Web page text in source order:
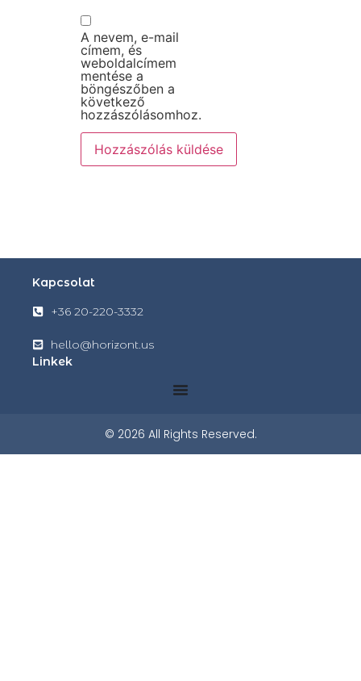
A nevem, e-mail
címem, és
weboldalcímem
mentése a
böngészőben a
következő
hozzászólásomhoz.
Kapcsolat
+36 20-220-3332
hello@horizont.us
Linkek
© 2026 All Rights Reserved.